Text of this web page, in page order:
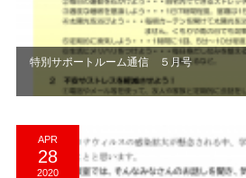
特別サポートルーム通信 ５月号
APR
28
2020